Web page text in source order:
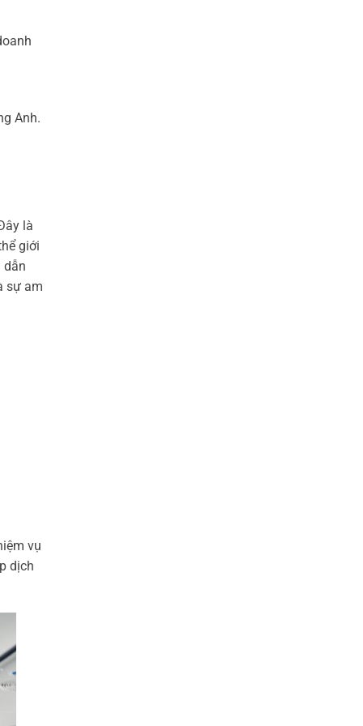
Anh.
là
giới
dẫn
sự am
vụ
dịch